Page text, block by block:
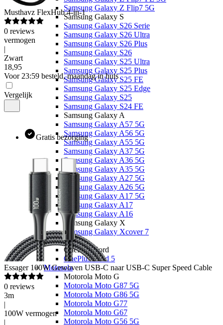
Samsung Galaxy Z Flip7 5G
Samsung Galaxy S
Samsung Galaxy S26 Serie
Samsung Galaxy S26 Ultra
Samsung Galaxy S26 Plus
Samsung Galaxy S26
Samsung Galaxy S25 Ultra
Samsung Galaxy S25 Plus
Samsung Galaxy S25 FE
Samsung Galaxy S25 Edge
Samsung Galaxy S25
Samsung Galaxy S24 FE
Samsung Galaxy A
Samsung Galaxy A57 5G
Samsung Galaxy A56 5G
Samsung Galaxy A55 5G
Samsung Galaxy A37 5G
Samsung Galaxy A36 5G
Samsung Galaxy A35 5G
Samsung Galaxy A27 5G
Samsung Galaxy A26 5G
Samsung Galaxy A17 5G
Samsung Galaxy A17
Samsung Galaxy A16
Samsung Galaxy X
Samsung Galaxy Xcover 7
OnePlus
OnePlus Nord
OnePlus Nord 5
Motorola
Motorola Moto G
Motorola Moto G87 5G
Motorola Moto G86 5G
Motorola Moto G77
Motorola Moto G67
Motorola Moto G56 5G
Musthavz FlexHub 4-in-1
0 reviews
vermogen
|
Zwart
18,95
Voor 23:59 besteld, maandag in huis
Vergelijk
Gratis bezorging
Essager 100W Gewoven USB-C naar USB-C Super Speed Cable
0 reviews
3m
|
100W vermogen
|